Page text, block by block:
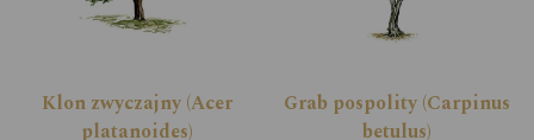
Klon zwyczajny (Acer
platanoides)
Grab pospolity (Carpinus
betulus)